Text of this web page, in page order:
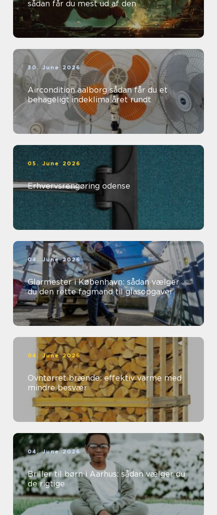
sådan får du mest ud af den
30. June 2026
Aircondition aalborg sådan får du et
behageligt indeklima året rundt
05. June 2026
Erhvervsrengøring odense
04. June 2026
Glarmester i København: sådan vælger
du den rette fagmand til glasopgaver
04. June 2026
Ovntørret brænde: effektiv varme med
mindre besvær
04. June 2026
Briller til børn i Aarhus: sådan vælger du
de rigtige